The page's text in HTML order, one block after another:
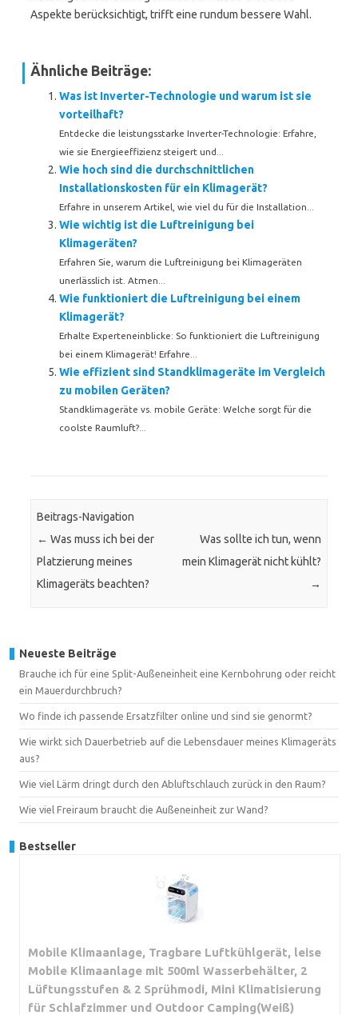
Aspekte berücksichtigt, trifft eine rundum bessere Wahl.
Ähnliche Beiträge:
Was ist Inverter-Technologie und warum ist sie
vorteilhaft?
Entdecke die leistungsstarke Inverter-Technologie: Erfahre,
wie sie Energieeffizienz steigert und...
Wie hoch sind die durchschnittlichen
Installationskosten für ein Klimagerät?
Erfahre in unserem Artikel, wie viel du für die Installation...
Wie wichtig ist die Luftreinigung bei
Klimageräten?
Erfahren Sie, warum die Luftreinigung bei Klimageräten
unerlässlich ist. Atmen...
Wie funktioniert die Luftreinigung bei einem
Klimagerät?
Erhalte Experteneinblicke: So funktioniert die Luftreinigung
bei einem Klimagerät! Erfahre...
Wie effizient sind Standklimageräte im Vergleich
zu mobilen Geräten?
Standklimageräte vs. mobile Geräte: Welche sorgt für die
coolste Raumluft?...
Beitrags-Navigation
← Was muss ich bei der
Platzierung meines
Klimageräts beachten?
Was sollte ich tun, wenn
mein Klimagerät nicht kühlt?
→
Neueste Beiträge
Brauche ich für eine Split-Außeneinheit eine Kernbohrung oder reicht
ein Mauerdurchbruch?
Wo finde ich passende Ersatzfilter online und sind sie genormt?
Wie wirkt sich Dauerbetrieb auf die Lebensdauer meines Klimageräts
aus?
Wie viel Lärm dringt durch den Abluftschlauch zurück in den Raum?
Wie viel Freiraum braucht die Außeneinheit zur Wand?
Bestseller
Mobile Klimaanlage, Tragbare Luftkühlgerät, leise
Mobile Klimaanlage mit 500ml Wasserbehälter, 2
Lüftungsstufen & 2 Sprühmodi, Mini Klimatisierung
für Schlafzimmer und Outdoor Camping(Weiß)